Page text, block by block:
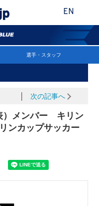
EN
選手・スタッフ
次の記事へ
）メンバー キリン
ンカップサッカー